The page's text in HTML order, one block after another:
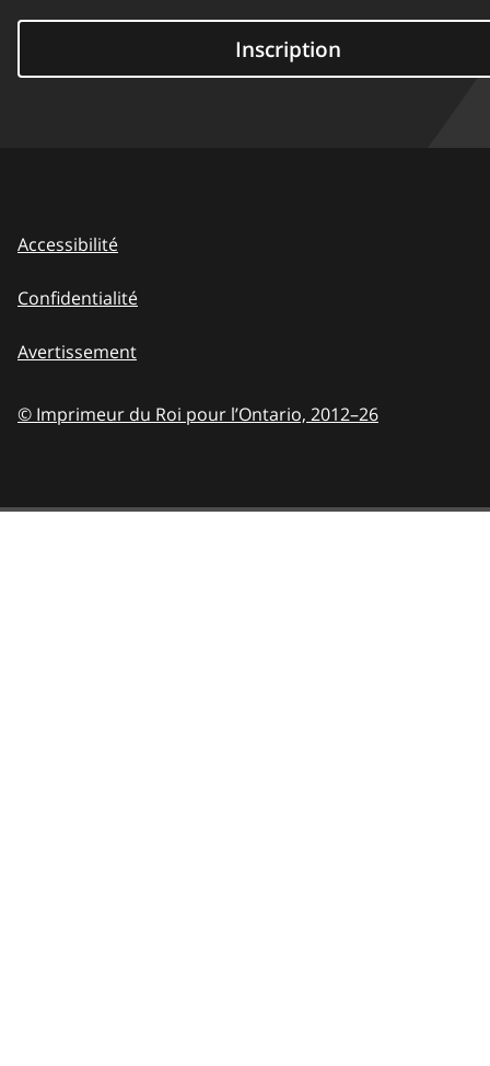
Inscription
Accessibilité
Confidentialité
Avertissement
© Imprimeur du Roi pour l’Ontario, 2012–26